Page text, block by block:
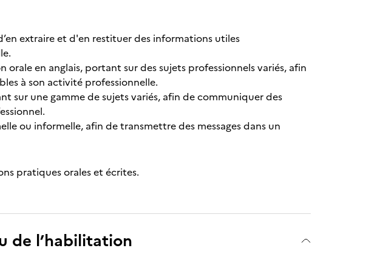
extraire et d'en restituer des informations utiles
en anglais, portant sur des sujets professionnels variés, afin
à son activité professionnelle.
sur une gamme de sujets variés, afin de communiquer des
ou informelle, afin de transmettre des messages dans un
pratiques orales et écrites.
de l’habilitation